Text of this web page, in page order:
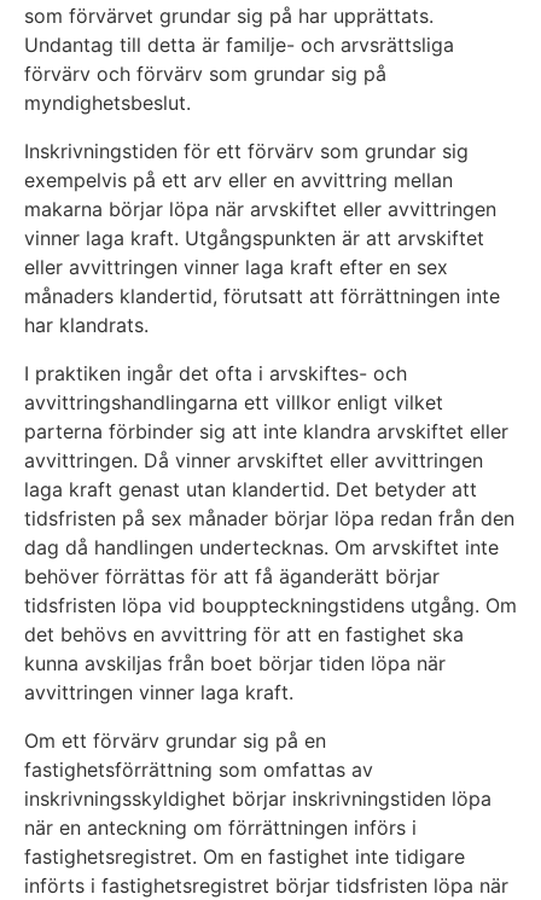
som förvärvet grundar sig på har upprättats.
Undantag till detta är familje- och arvsrättsliga
förvärv och förvärv som grundar sig på
myndighetsbeslut.
Inskrivningstiden för ett förvärv som grundar sig
exempelvis på ett arv eller en avvittring mellan
makarna börjar löpa när arvskiftet eller avvittringen
vinner laga kraft. Utgångspunkten är att arvskiftet
eller avvittringen vinner laga kraft efter en sex
månaders klandertid, förutsatt att förrättningen inte
har klandrats.
I praktiken ingår det ofta i arvskiftes- och
avvittringshandlingarna ett villkor enligt vilket
parterna förbinder sig att inte klandra arvskiftet eller
avvittringen. Då vinner arvskiftet eller avvittringen
laga kraft genast utan klandertid. Det betyder att
tidsfristen på sex månader börjar löpa redan från den
dag då handlingen undertecknas. Om arvskiftet inte
behöver förrättas för att få äganderätt börjar
tidsfristen löpa vid bouppteckningstidens utgång. Om
det behövs en avvittring för att en fastighet ska
kunna avskiljas från boet börjar tiden löpa när
avvittringen vinner laga kraft.
Om ett förvärv grundar sig på en
fastighetsförrättning som omfattas av
inskrivningsskyldighet börjar inskrivningstiden löpa
när en anteckning om förrättningen införs i
fastighetsregistret. Om en fastighet inte tidigare
införts i fastighetsregistret börjar tidsfristen löpa när